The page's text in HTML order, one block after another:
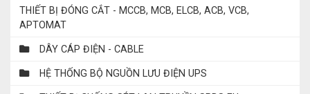
THIẾT BỊ ĐÓNG CẮT - MCCB, MCB, ELCB, ACB, VCB,
APTOMAT
DÂY CÁP ĐIỆN - CABLE
HỆ THỐNG BỘ NGUỒN LƯU ĐIỆN UPS